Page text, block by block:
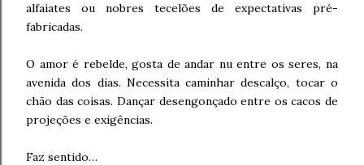
alfaiates ou nobres tecelões de expectativas pré-
fabricadas.
O amor é rebelde, gosta de andar nu entre os seres, na
avenida dos dias. Necessita caminhar descalço, tocar o
chão das coisas. Dançar desengonçado entre os cacos de
projeções e exigências.
Faz sentido…